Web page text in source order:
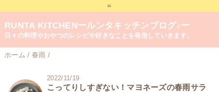
=
RUNTA KITCHENールンタキッチンブログ♪ー
日々の料理やおやつのレシピや好きなことを発信していきます。
ホーム / 春雨 /
2022/11/19
こってりしすぎない！マヨネーズの春雨サラ